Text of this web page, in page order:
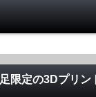
限定の3Dプリン